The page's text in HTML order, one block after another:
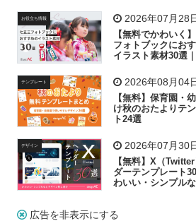
子供 作業員 葉 相談 ピクトグ
お役立ち情報 2026年07月28
【無料でかわいく
フォトブックにお
イラスト素材30選
テンプレート 2026年08月04
【無料】保育園・
け秋のおたよりテ
ト24選
デザイン 2026年07月30
【無料】X（
ダーテンプレート
わいい・シンプル
広告を非表示にする